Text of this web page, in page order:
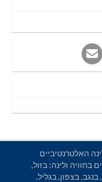
האלטרנטיביים
בחוויה ולינה: בזול,
בצפון, בגליל,